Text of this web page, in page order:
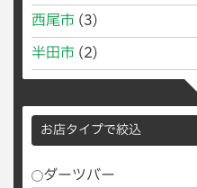
西尾市 (3)
半田市 (2)
お店タイプで絞込
ダーツバー